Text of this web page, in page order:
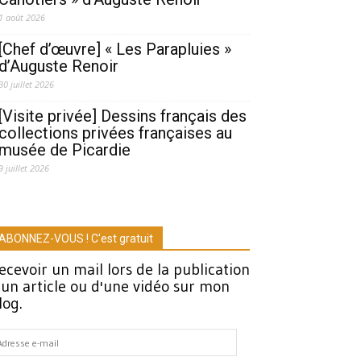
1 août 2026
[Chef d’œuvre] « Les Parapluies »
d’Auguste Renoir
juillet 2026
[Visite privée] Dessins français des
collections privées françaises au
musée de Picardie
juillet 2026
VOUS ! C'est gratuit
un mail lors de la publication
article ou d'une vidéo sur mon